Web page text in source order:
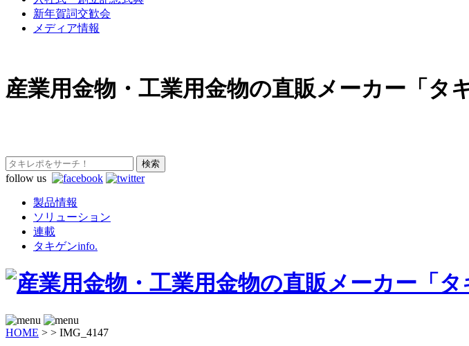
新年賀詞交歓会
メディア情報
産業用金物・工業用金物の直販メーカー「タ
follow us
製品情報
ソリューション
連載
タキゲンinfo.
HOME > > IMG_4147